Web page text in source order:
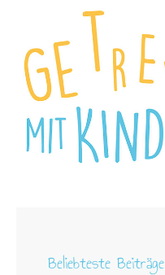
Beliebteste Beiträge